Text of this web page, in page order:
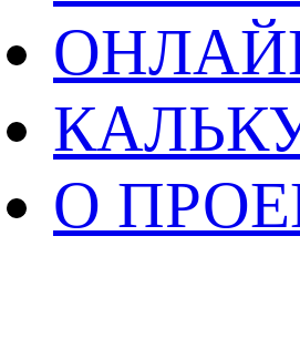
О